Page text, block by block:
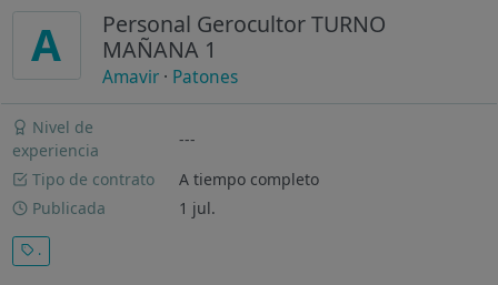
A
Personal Gerocultor TURNO
MAÑANA 1
Amavir · Patones
Nivel de
experiencia
---
Tipo de contrato
A tiempo completo
Publicada
1 jul.
.